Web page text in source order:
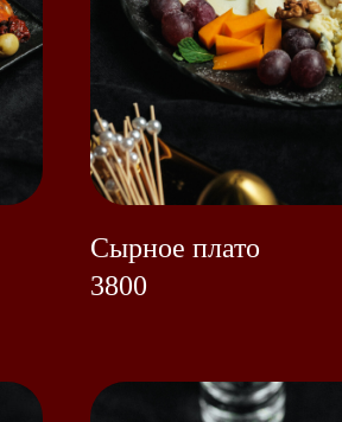
Сырное плато
3800